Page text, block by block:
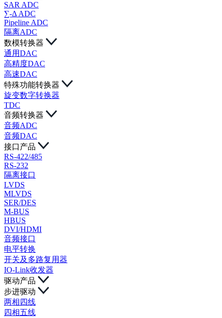
SAR ADC
∑-Δ ADC
Pipeline ADC
隔离ADC
数模转换器
通用DAC
高精度DAC
高速DAC
特殊功能转换器
旋变数字转换器
TDC
音频转换器
音频ADC
音频DAC
接口产品
RS-422/485
RS-232
隔离接口
LVDS
MLVDS
SER/DES
M-BUS
HBUS
DVI/HDMI
音频接口
电平转换
开关及多路复用器
IO-Link收发器
驱动产品
步进驱动
两相四线
四相五线